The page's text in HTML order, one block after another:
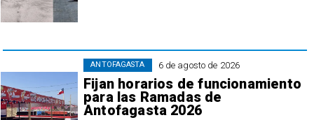
6 de agosto de 2026
Fijan horarios de funcionamiento
para las Ramadas de
Antofagasta 2026
ANTOFAGASTA